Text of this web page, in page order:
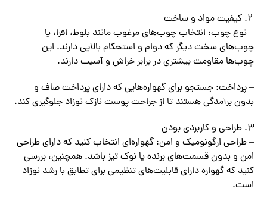
کیفیت مواد و ساخت
– نوع چوب: انتخاب چوب‌های مرغوب مانند بلوط، افرا، یا
چوب‌های سخت دیگر که دوام و استحکام بالایی دارند. این
چوب‌ها مقاومت بیشتری در برابر خراش و آسیب دارند.
– پرداخت: جستجو برای گهواره‌هایی که دارای پرداخت صاف و
بدون برآمدگی هستند تا از جراحت پوست نازک نوزاد جلوگیری کند.
طراحی و کاربردی بودن
– طراحی ارگونومیک و امن: گهواره‌ای انتخاب کنید که دارای طراحی
امن و بدون قسمت‌های برنده یا نوک تیز باشد. همچنین، بررسی
کنید که گهواره دارای قابلیت‌های تنظیمی برای تطابق با رشد نوزاد
است.